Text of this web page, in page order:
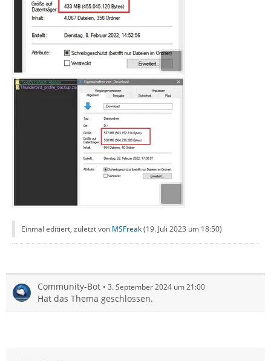
Einmal editiert, zuletzt von MSFreak(19. Juli 2023 um 18:50)
Community-Bot 3. September 2024 um 21:00
Hat das Thema geschlossen.